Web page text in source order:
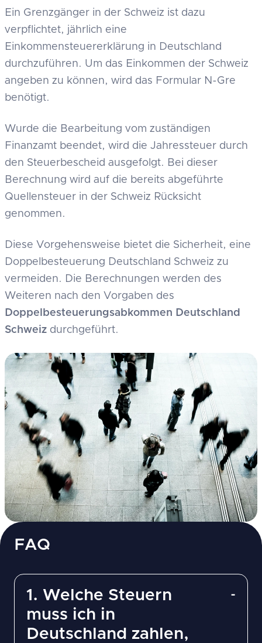
Ein Grenzgänger in der Schweiz ist dazu
verpflichtet, jährlich eine
Einkommensteuererklärung in Deutschland
durchzuführen. Um das Einkommen der Schweiz
angeben zu können, wird das Formular N-Gre
benötigt.
Wurde die Bearbeitung vom zuständigen
Finanzamt beendet, wird die Jahressteuer durch
den Steuerbescheid ausgefolgt. Bei dieser
Berechnung wird auf die bereits abgeführte
Quellensteuer in der Schweiz Rücksicht
genommen.
Diese Vorgehensweise bietet die Sicherheit, eine
Doppelbesteuerung Deutschland Schweiz zu
vermeiden. Die Berechnungen werden des
Weiteren nach den Vorgaben des
Doppelbesteuerungsabkommen Deutschland
Schweiz durchgeführt.
FAQ
1. Welche Steuern
muss ich in
Deutschland zahlen,